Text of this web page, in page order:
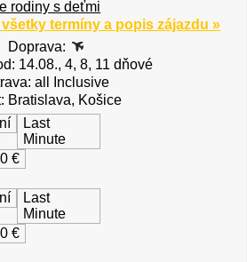
rodiny s deťmi
termíny a popis zájazdu »
Doprava:
14.08., 4, 8, 11 dňové
all Inclusive
Bratislava, Košice
Last
Minute
€
Last
Minute
€